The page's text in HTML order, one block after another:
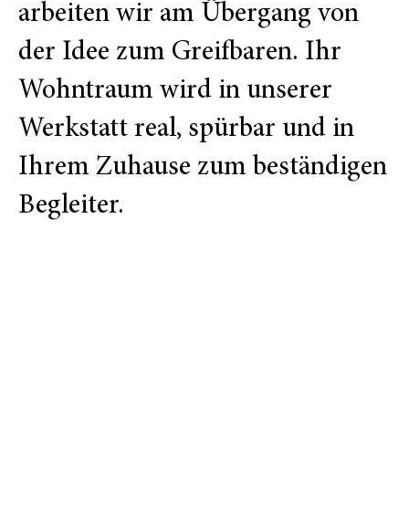
arbeiten wir am Übergang von
der Idee zum Greifbaren. Ihr
Wohntraum wird in unserer
Werkstatt real, spürbar und in
Ihrem Zuhause zum beständigen
Begleiter.